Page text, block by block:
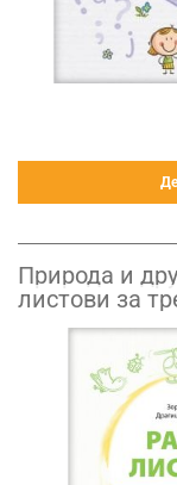
Природа и
листови за